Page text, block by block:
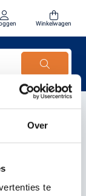
Over
te
Winkelwagen
AH